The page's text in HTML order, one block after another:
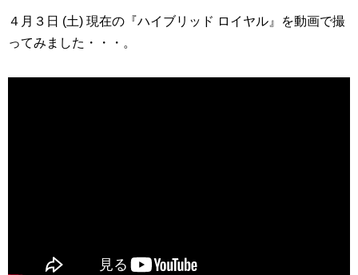
４月３日 (土) 現在の『ハイブリッド ロイヤル』を動画で撮
ってみました・・・。